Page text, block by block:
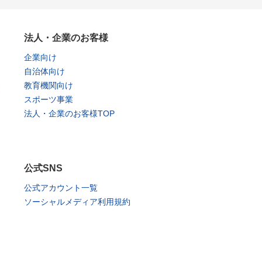
法人・企業のお客様
企業向け
自治体向け
教育機関向け
スポーツ事業
法人・企業のお客様TOP
公式SNS
公式アカウント一覧
ソーシャルメディア利用規約